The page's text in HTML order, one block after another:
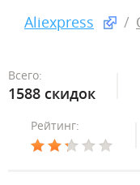
Aliexpress
Всего:
1588 скидок
Рейтинг: